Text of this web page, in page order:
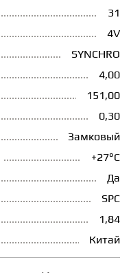
31
4V
SYNCHRO
4,00
151,00
0,30
Замковый
+27°С
Да
SPC
1,84
Китай